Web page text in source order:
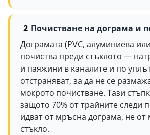
Почистване на дограма и
Дограмата (PVC, алуминиева
почиства преди стъклото —
и паяжини в каналите и по
отстраняват, за да не се
мокрото почистване. Тази
защото 70% от трайните следи
идват от мръсна дограма, не
стъкло.